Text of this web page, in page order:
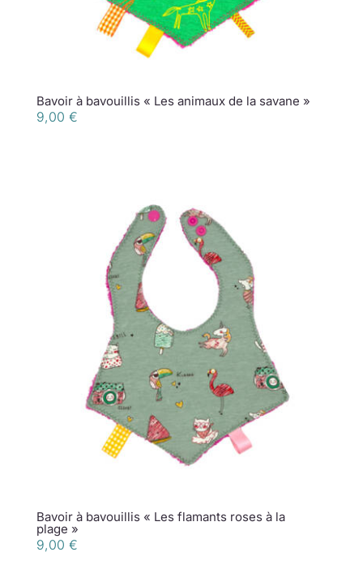
Bavoir à bavouillis « Les animaux de la savane »
9,00 €
Bavoir à bavouillis « Les flamants roses à la
plage »
9,00 €